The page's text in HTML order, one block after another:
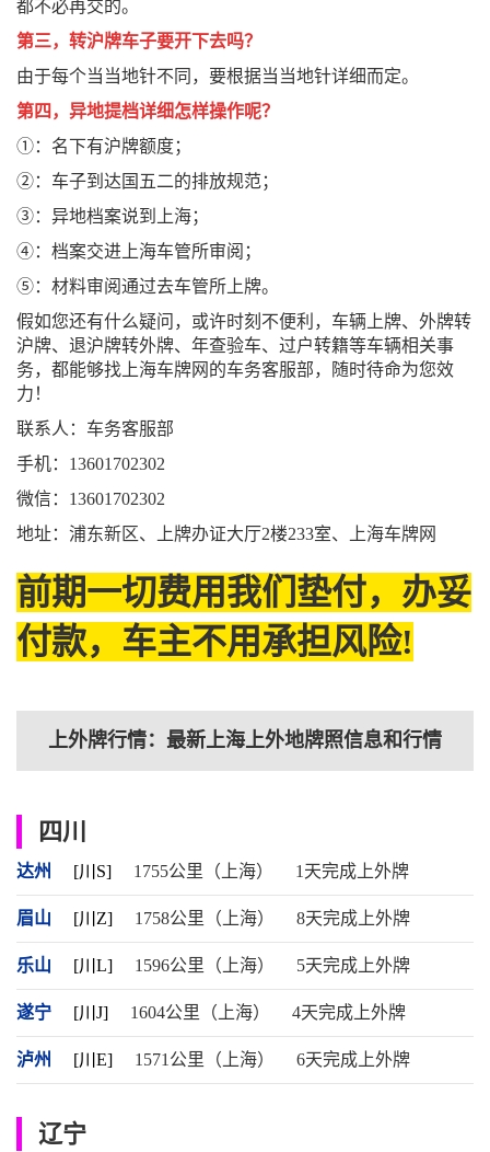
都不必再交的。
第三，转沪牌车子要开下去吗？
由于每个当当地针不同，要根据当当地针详细而定。
第四，异地提档详细怎样操作呢？
①：名下有沪牌额度；
②：车子到达国五二的排放规范；
③：异地档案说到上海；
④：档案交进上海车管所审阅；
⑤：材料审阅通过去车管所上牌。
假如您还有什么疑问，或许时刻不便利，车辆上牌、外牌转
沪牌、退沪牌转外牌、年查验车、过户转籍等车辆相关事
务，都能够找上海车牌网的车务客服部，随时待命为您效
力！
联系人：车务客服部
手机：13601702302
微信：13601702302
地址：浦东新区、上牌办证大厅2楼233室、上海车牌网
前期一切费用我们垫付，办妥
付款，车主不用承担风险!
上外牌行情：最新上海上外地牌照信息和行情
四川
达州 [川S] 1755公里（上海） 1天完成上外牌
眉山 [川Z] 1758公里（上海） 8天完成上外牌
乐山 [川L] 1596公里（上海） 5天完成上外牌
遂宁 [川J] 1604公里（上海） 4天完成上外牌
泸州 [川E] 1571公里（上海） 6天完成上外牌
辽宁